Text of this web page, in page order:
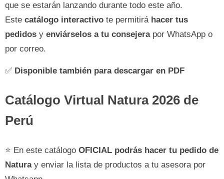
que se estarán lanzando durante todo este año.
Este catálogo interactivo te permitirá hacer tus
pedidos y enviárselos a tu consejerapor WhatsApp o
por correo.
✅ Disponible también para descargar en PDF
Catálogo Virtual Natura 2026 de
Perú
⭐ En este catálogo OFICIAL podrás hacer tu pedido de
Naturay enviar la lista de productos a tu asesora por